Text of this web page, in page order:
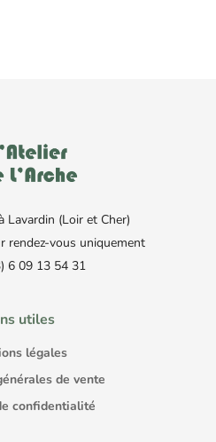
Lavardin (Loir et Cher)
rendez-vous uniquement
6 09 13 54 31
utiles
légales
de vente
confidentialité